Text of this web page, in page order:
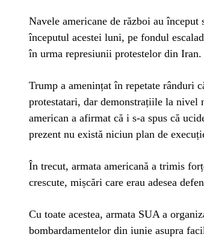
Navele americane de război au
începutul acestei luni, pe fondul
în urma represiunii protestelor din Iran.
Trump a amenințat în repetate rânduri
protestatari, dar demonstrațiile la nivel
american a afirmat că i s-a spus că
prezent nu există niciun plan de
În trecut, armata americană a trimis
crescute, mișcări care erau adesea
Cu toate acestea, armata SUA a
bombardamentelor din iunie asupra